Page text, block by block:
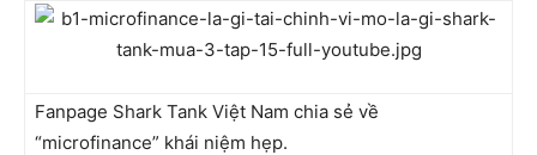
Fanpage Shark Tank Việt Nam chia sẻ về
“microfinance” khái niệm hẹp.